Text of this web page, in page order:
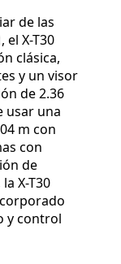
de las
el X-T30
clásica,
y un visor
de 2.36
usar una
m con
con
de
X-T30
y control